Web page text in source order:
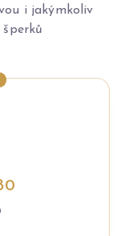
i jakýmkoliv